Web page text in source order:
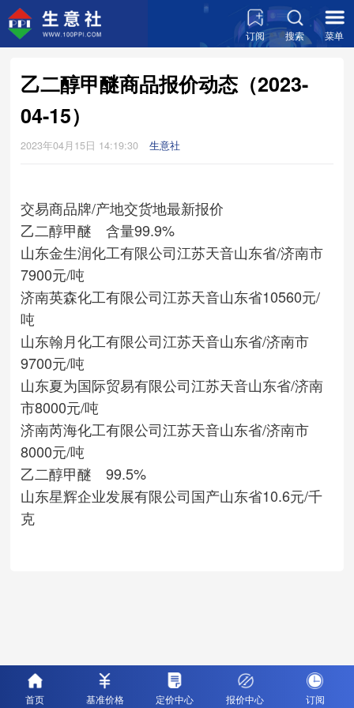
订阅 搜索 菜单
乙二醇甲醚商品报价动态（2023-
04-15）
2023年04月15日 14:19:30 生意社
交易商品牌/产地交货地最新报价
乙二醇甲醚 含量99.9%
山东金生润化工有限公司江苏天音山东省/济南市
7900元/吨
济南英森化工有限公司江苏天音山东省10560元/
吨
山东翰月化工有限公司江苏天音山东省/济南市
9700元/吨
山东夏为国际贸易有限公司江苏天音山东省/济南
市8000元/吨
济南芮海化工有限公司江苏天音山东省/济南市
8000元/吨
乙二醇甲醚 99.5%
山东星辉企业发展有限公司国产山东省10.6元/千
克
首页 基准价格 定价中心 报价中心 订阅